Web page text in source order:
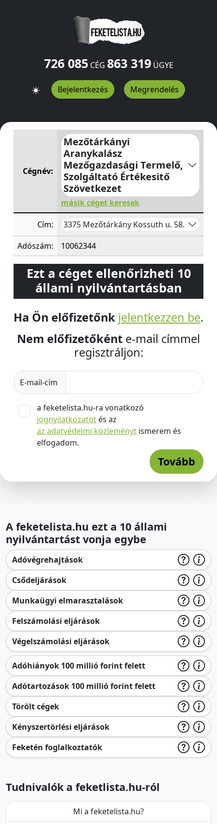
726 085CÉG 863 319ÜGYE
Bejelentkezés Megrendelés
Mezőtárkányi Aranykalász Mezőgazdasági Termelő,
Cégnév:
Mezőtárkányi
Aranykalász
Mezőgazdasági Termelő,
Szolgáltató Értékesitő
Szövetkezet
másik céget keresek
Cím: 3375 Mezőtárkány Kossuth u. 58.
Adószám: 10062344
Ezt a céget ellenőrizheti 10
állami nyilvántartásban
Ha Ön előfizetőnk jelentkezzen be.
Nem előfizetőként e-mail címmel
regisztráljon:
E-mail-cím
a feketelista.hu-ra vonatkozó
jognyilatkozatot és az
az adatvédelmi közleményt ismerem és
elfogadom.
Tovább
A feketelista.hu ezt a 10 állami
nyilvántartást vonja egybe
Adóvégrehajtások
Csődeljárások
Munkaügyi elmarasztalások
Felszámolási eljárások
Végelszámolási eljárások
Adóhiányok 100 millió forint felett
Adótartozások 100 millió forint felett
Törölt cégek
Kényszertörlési eljárások
Feketén foglalkoztatók
Tudnivalók a feketlista.hu-ról
Mi a feketelista.hu?